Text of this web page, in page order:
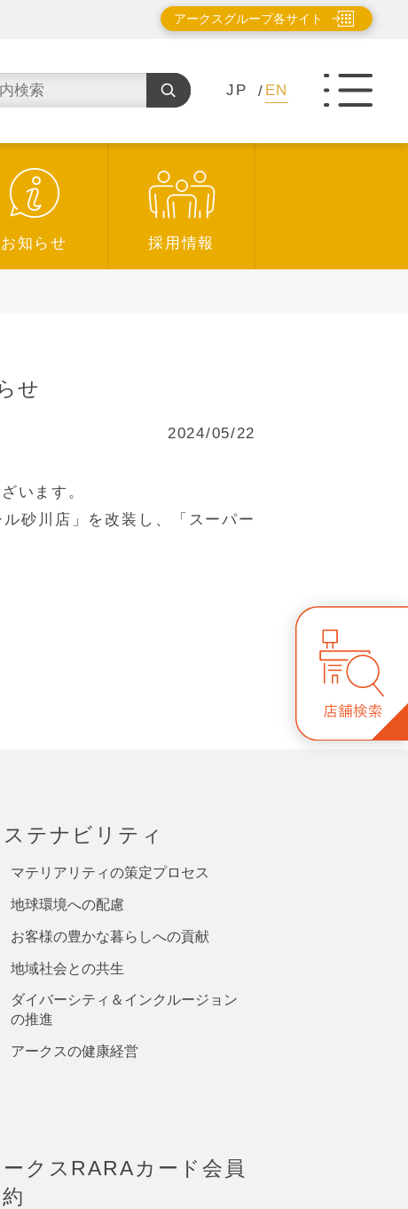
アークスグループ各サイト
JP EN
お知らせ 採用情報
せ
2024/05/22
います。
砂川店」を改装し、「スーパー
テナビリティ
マテリアリティの策定プロセス
地球環境への配慮
お客様の豊かな暮らしへの貢献
地域社会との共生
ダイバーシティ＆インクルージョン
の推進
アークスの健康経営
ークスRARAカード会員